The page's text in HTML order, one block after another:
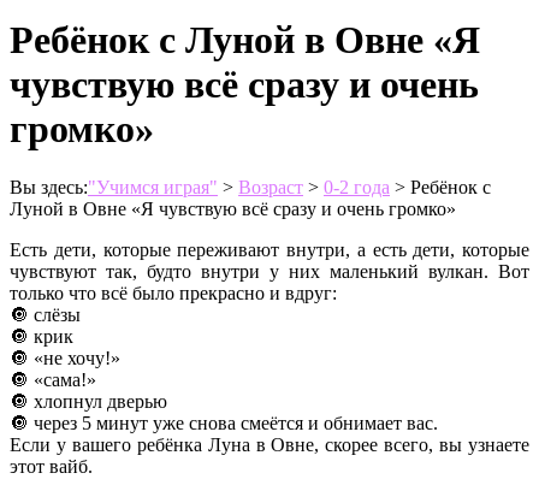
Ребёнок с Луной в Овне «Я
чувствую всё сразу и очень
громко»
Вы здесь:"Учимся играя" > Возраст > 0-2 года > Ребёнок с
Луной в Овне «Я чувствую всё сразу и очень громко»
Есть дети, которые переживают внутри, а есть дети, которые
чувствуют так, будто внутри у них маленький вулкан. Вот
только что всё было прекрасно и вдруг:
🔘 слёзы
🔘 крик
🔘 «не хочу!»
🔘 «сама!»
🔘 хлопнул дверью
🔘 через 5 минут уже снова смеётся и обнимает вас.
Если у вашего ребёнка Луна в Овне, скорее всего, вы узнаете
этот вайб.